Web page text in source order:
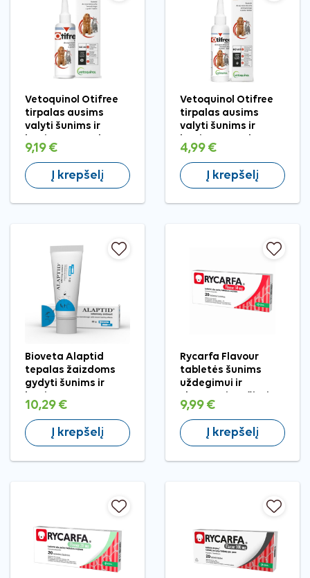
Vetoquinol Otifree
tirpalas ausims
valyti šunims ir
9,19 €
Į krepšelį
Vetoquinol Otifree
tirpalas ausims
valyti šunims ir
4,99 €
Į krepšelį
Bioveta Alaptid
tepalas žaizdoms
gydyti šunims ir
10,29 €
Į krepšelį
Rycarfa Flavour
tabletės šunims
uždegimui ir
50 mg
9,99 €
Į krepšelį